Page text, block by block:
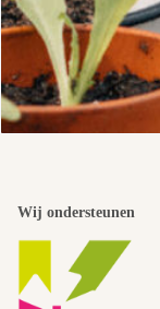
Wij ondersteunen